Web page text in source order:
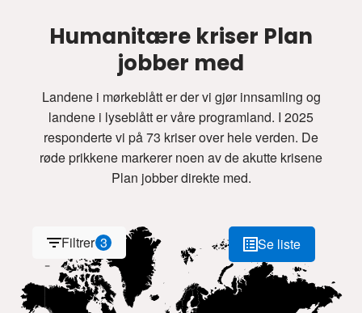
Humanitære kriser Plan
jobber med
Landene i mørkeblått er der vi gjør innsamling og
landene i lyseblått er våre programland. I 2025
responderte vi på 73 kriser over hele verden. De
røde prikkene markerer noen av de akutte krisene
Plan jobber direkte med.
Filtrer 3
+
-
Se liste